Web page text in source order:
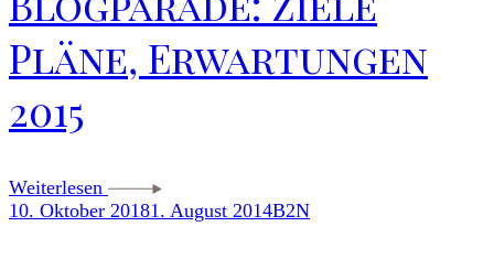
Pläne, Erwartungen
2015
Weiterlesen
10. Oktober 20181. August 2014B2N